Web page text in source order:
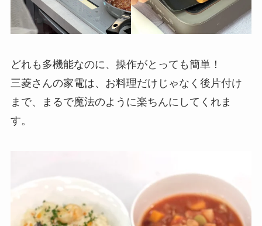
どれも多機能なのに、操作がとっても簡単！
三菱さんの家電は、お料理だけじゃなく後片付け
まで、まるで魔法のように楽ちんにしてくれま
す。